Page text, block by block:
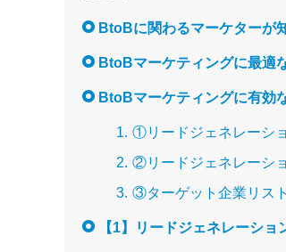
BtoBに関わるマーケターが
BtoBマーケティングに最適
BtoBマーケティングに有効
①リードジェネレーシ
②リードジェネレーシ
③ターゲット企業リス
【1】リードジェネレーショ